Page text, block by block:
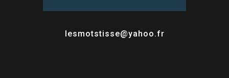
lesmotstisse@yahoo.fr